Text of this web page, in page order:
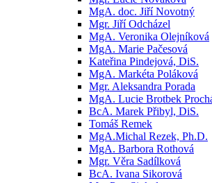
MgA. doc. Jiří Novotný
Mgr. Jiří Odcházel
MgA. Veronika Olejníková
MgA. Marie Pačesová
Kateřina Pindejová, DiS.
MgA. Markéta Poláková
Mgr. Aleksandra Porada
MgA. Lucie Brotbek
BcA. Marek Přibyl, DiS.
Tomáš Remek
MgA.Michal Rezek, Ph.D.
MgA. Barbora Rothová
Mgr. Věra Sadílková
BcA. Ivana Sikorová